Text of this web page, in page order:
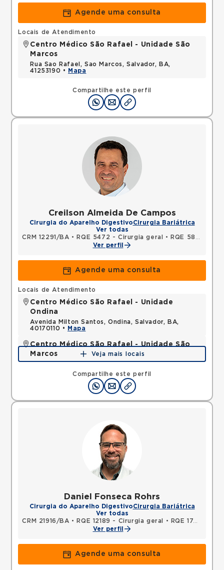
Agende uma consulta
Compartilhe este perfil
Locais de Atendimento
Centro Médico São Rafael - Unidade São
Marcos
Rua Sao Rafael, Sao Marcos, Salvador, BA,
41253190 •
Mapa
Creilson Almeida De Campos
Cirurgia do Aparelho DigestivoCirurgia Bariátrica
Ver todas
CRM 12291/BA • RQE 5472 - Cirurgia geral •
RQE 5863 - Medicina intensiva
Ver perfil
Agende uma consulta
Compartilhe este perfil
Locais de Atendimento
Centro Médico São Rafael - Unidade
Ondina
Avenida Milton Santos, Ondina, Salvador, BA,
40170110 •
Mapa
Centro Médico São Rafael - Unidade São
Marcos
Rua Sao Rafael, Sao Marcos, Salvador, BA,
Mapa
Veja mais locais
Daniel Fonseca Rohrs
Cirurgia do Aparelho DigestivoCirurgia Bariátrica
Ver todas
CRM 21916/BA • RQE 12189 - Cirurgia geral •
RQE 17454 - Cirurgia do aparelho digestivo
Ver perfil
Agende uma consulta